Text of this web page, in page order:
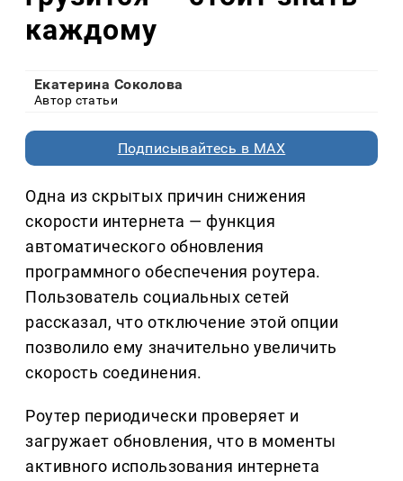
каждому
Екатерина Соколова
Автор статьи
Подписывайтесь в MAX
Одна из скрытых причин снижения
скорости интернета — функция
автоматического обновления
программного обеспечения роутера.
Пользователь социальных сетей
рассказал, что отключение этой опции
позволило ему значительно увеличить
скорость соединения.
Роутер периодически проверяет и
загружает обновления, что в моменты
активного использования интернета